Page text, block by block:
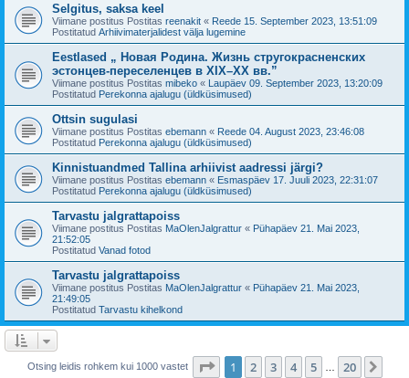
Selgitus, saksa keel
Viimane postitus Postitas reenakit « Reede 15. September 2023, 13:51:09
Postitatud Arhiivimaterjalidest välja lugemine
Eestlased „ Новая Родина. Жизнь стругокрасненских
эстонцев-переселенцев в XIX–XX вв.”
Viimane postitus Postitas mibeko « Laupäev 09. September 2023, 13:20:09
Postitatud Perekonna ajalugu (üldküsimused)
Ottsin sugulasi
Viimane postitus Postitas ebemann « Reede 04. August 2023, 23:46:08
Postitatud Perekonna ajalugu (üldküsimused)
Kinnistuandmed Tallina arhiivist aadressi järgi?
Viimane postitus Postitas ebemann « Esmaspäev 17. Juuli 2023, 22:31:07
Postitatud Perekonna ajalugu (üldküsimused)
Tarvastu jalgrattapoiss
Viimane postitus Postitas MaOlenJalgrattur « Pühapäev 21. Mai 2023,
21:52:05
Postitatud Vanad fotod
Tarvastu jalgrattapoiss
Viimane postitus Postitas MaOlenJalgrattur « Pühapäev 21. Mai 2023,
21:49:05
Postitatud Tarvastu kihelkond
Otsing leidis rohkem kui 1000 vastet 1 . leht20 -st
1 2 3 4 5 20